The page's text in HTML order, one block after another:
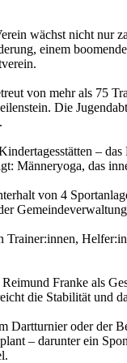
wächst nicht nur
einem
von mehr als 75
Die
–
Männeryoga, das
von 4
Trainer:innen,
Franke als
die Stabilität und
oder der
– darunter ein